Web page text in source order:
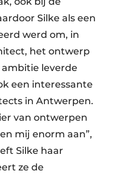
Silke als een
werd om, in
het ontwerp
leverde
een interessante
in Antwerpen.
van ontwerpen
mij enorm aan”,
Silke haar
ze de